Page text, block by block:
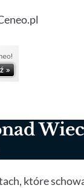
które